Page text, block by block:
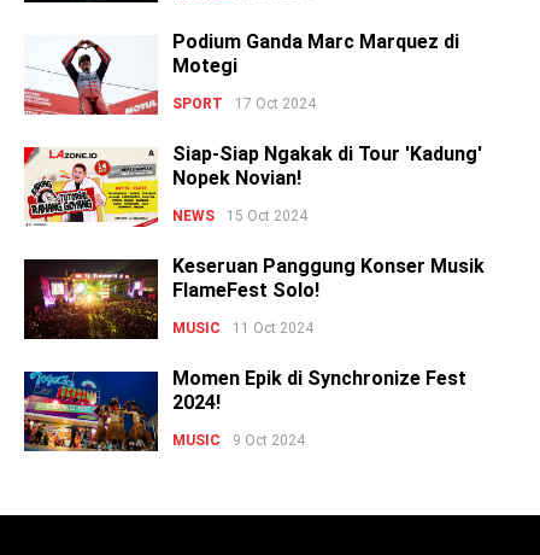
Podium Ganda Marc Marquez di
Motegi
SPORT 17 Oct 2024
Siap-Siap Ngakak di Tour 'Kadung'
Nopek Novian!
NEWS 15 Oct 2024
Keseruan Panggung Konser Musik
FlameFest Solo!
MUSIC 11 Oct 2024
Momen Epik di Synchronize Fest
2024!
MUSIC 9 Oct 2024